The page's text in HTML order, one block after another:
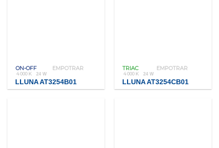
ON-OFF EMPOTRAR
4 000 K 24 W
LLUNA AT3254B01
TRIAC EMPOTRAR
4 000 K 24 W
LLUNA AT3254CB01